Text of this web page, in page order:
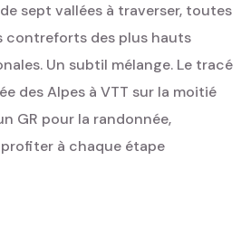
sept vallées à traverser, toutes
contreforts des plus hauts
Un subtil mélange. Le tracé
des Alpes à VTT sur la moitié
GR pour la randonnée,
à chaque étape